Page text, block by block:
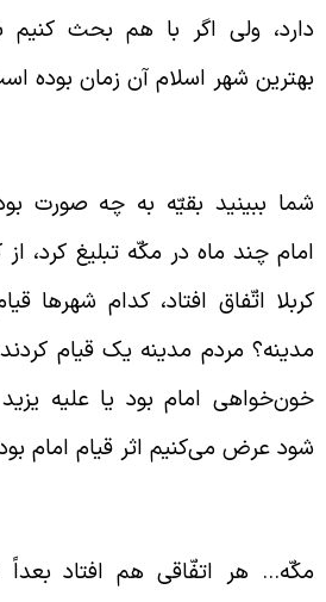
ولی اگر با هم بحث کنیم
شهر اسلام آن زمان بوده
ببینید بقیّه به چه صورت
چند ماه در مکّه تبلیغ کرد،
اتّفاق افتاد، کدام شهرها
مردم مدینه یک قیام کردند،
امام بود یا علیه یزید
عرض می‌کنیم اثر قیام امام بود
هر اتفّاقی هم افتاد بعداً